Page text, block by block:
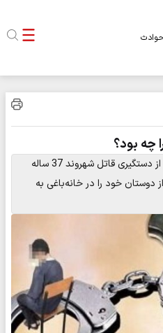
چه بود؟
فرمانده انتظامی استان کردستان از دستگیری قاتل شهروند 37 ساله
دوستان خود را در خانه‌باغی به